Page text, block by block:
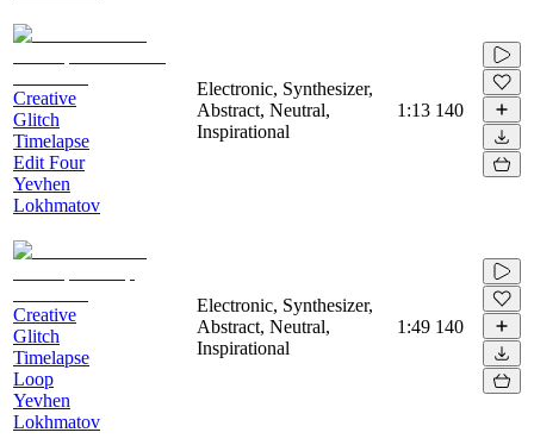
Creative
Glitch
Timelapse
Edit Four
Yevhen
Lokhmatov
Electronic, Synthesizer,
Abstract, Neutral,
Inspirational
1:13 140
Creative
Glitch
Timelapse
Loop
Yevhen
Lokhmatov
Electronic, Synthesizer,
Abstract, Neutral,
Inspirational
1:49 140